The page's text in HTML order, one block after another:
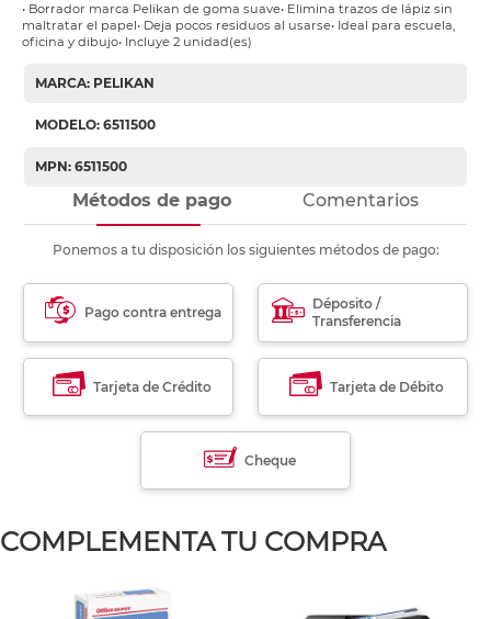
• Borrador marca Pelikan de goma suave• Elimina trazos de lápiz sin
maltratar el papel• Deja pocos residuos al usarse• Ideal para escuela,
oficina y dibujo• Incluye 2 unidad(es)
MARCA: PELIKAN
MODELO: 6511500
MPN: 6511500
Métodos de pago Comentarios
Ponemos a tu disposición los siguientes métodos de pago:
Pago contra entrega
Déposito /
Transferencia
Tarjeta de Crédito Tarjeta de Débito
Cheque
COMPLEMENTA TU COMPRA